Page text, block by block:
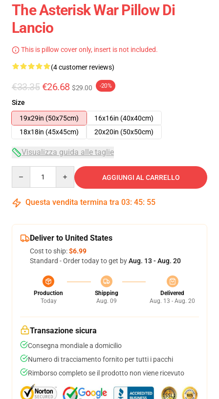
The Asterisk War Pillow Di
Lancio
This is pillow cover only, insert is not included.
(4 customer reviews)
€33.35 €26.68 $29.00 -20%
Size
19x29in (50x75cm)
16x16in (40x40cm)
18x18in (45x45cm)
20x20in (50x50cm)
Visualizza guida alle taglie
AGGIUNGI AL CARRELLO
Questa vendita termina tra 03: 45: 55
Deliver to United States
Cost to ship:$6.99
Standard - Order today to get byAug. 13 - Aug. 20
Production
Today
Shipping
Aug. 09
Delivered
Aug. 13 - Aug. 20
Transazione sicura
Consegna mondiale a domicilio
Numero di tracciamento fornito per tutti i pacchi
Rimborso completo se il prodotto non viene ricevuto